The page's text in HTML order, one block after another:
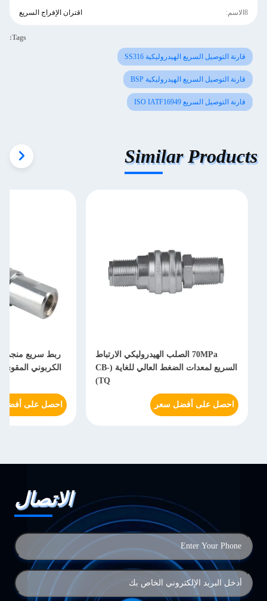
8الاسم: اقتران الإفراج السريع
Tags:
قارنة التوصيل السريع الهيدروليكية SS316
قارنة التوصيل السريع الهيدروليكية BSP
قارنة التوصيل السريع ISO IATF16949
Similar Products
70MPa الصلب الهيدروليكي الارتباط
السريع لمعدات الضغط العالي للغاية (CB-
TQ)
احصل على أفضل سعر احصل على
الاتصال